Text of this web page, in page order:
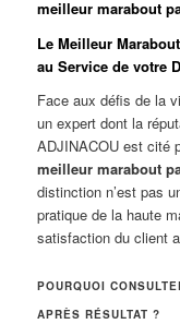
meilleur marabout
Le Meilleur
au Service de votre
Face aux défis de la
un expert dont la
ADJINACOU est cité
meilleur marabout
distinction n’est pas
pratique de la haute
satisfaction du client
POURQUOI
APRÈS RÉSULTAT ?